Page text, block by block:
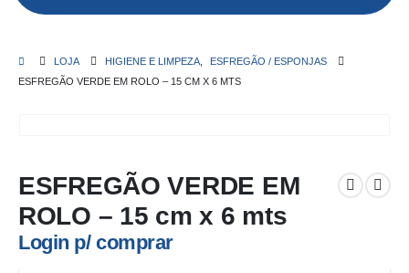
LOJA HIGIENE E LIMPEZA
ESFREGÃO / ESPONJAS
ESFREGÃO VERDE EM ROLO – 15 CM X 6 MTS
ESFREGÃO VERDE EM
ROLO – 15 cm x 6 mts
Login p/ comprar